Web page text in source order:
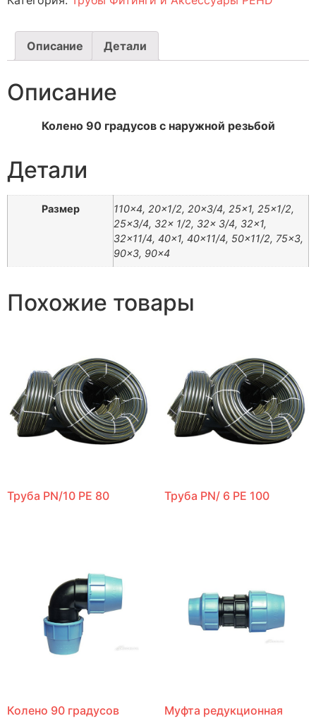
Описание Детали
Описание
Колено 90 градусов с наружной резьбой
Детали
Размер
110×4, 20×1/2, 20×3/4, 25×1, 25×1/2,
25×3/4, 32x 1/2, 32x 3/4, 32×1,
32×11/4, 40×1, 40×11/4, 50×11/2, 75×3,
90×3, 90×4
Похожие товары
Труба PN/10 PE 80 Труба PN/ 6 PE 100
Колено 90 градусов Муфта редукционная